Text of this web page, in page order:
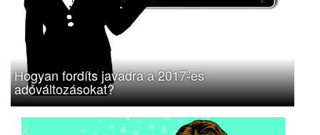
Hogyan fordíts javadra a 2017-es
adóváltozásokat?